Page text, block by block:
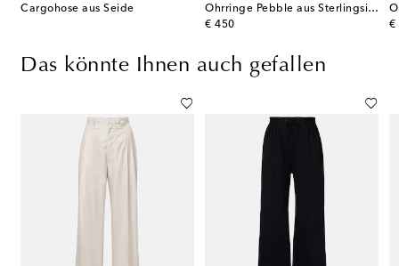
Cargohose aus Seide
Ohrringe Pebble aus Sterlingsilber
€ 450
original price
€
Das könnte Ihnen auch gefallen